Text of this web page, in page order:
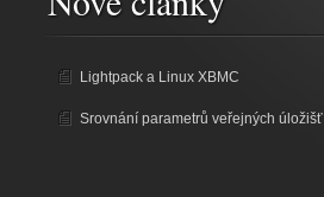
Lightpack a Linux XBMC
Srovnání parametrů veřejných úložišť